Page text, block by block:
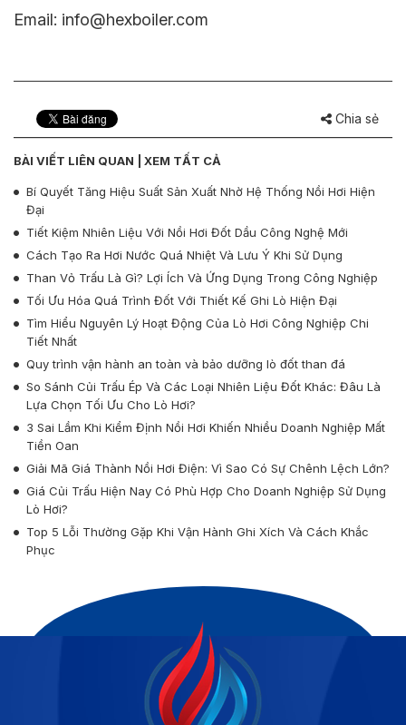
Email: info@hexboiler.com
Chia sẻ
BÀI VIẾT LIÊN QUAN | XEM TẤT CẢ
Bí Quyết Tăng Hiệu Suất Sản Xuất Nhờ Hệ Thống Nồi Hơi Hiện
Đại
Tiết Kiệm Nhiên Liệu Với Nồi Hơi Đốt Dầu Công Nghệ Mới
Cách Tạo Ra Hơi Nước Quá Nhiệt Và Lưu Ý Khi Sử Dụng
Than Vỏ Trấu Là Gì? Lợi Ích Và Ứng Dụng Trong Công Nghiệp
Tối Ưu Hóa Quá Trình Đốt Với Thiết Kế Ghi Lò Hiện Đại
Tìm Hiểu Nguyên Lý Hoạt Động Của Lò Hơi Công Nghiệp Chi
Tiết Nhất
Quy trình vận hành an toàn và bảo dưỡng lò đốt than đá
So Sánh Củi Trấu Ép Và Các Loại Nhiên Liệu Đốt Khác: Đâu Là
Lựa Chọn Tối Ưu Cho Lò Hơi?
3 Sai Lầm Khi Kiểm Định Nồi Hơi Khiến Nhiều Doanh Nghiệp Mất
Tiền Oan
Giải Mã Giá Thành Nồi Hơi Điện: Vì Sao Có Sự Chênh Lệch Lớn?
Giá Củi Trấu Hiện Nay Có Phù Hợp Cho Doanh Nghiệp Sử Dụng
Lò Hơi?
Top 5 Lỗi Thường Gặp Khi Vận Hành Ghi Xích Và Cách Khắc
Phục